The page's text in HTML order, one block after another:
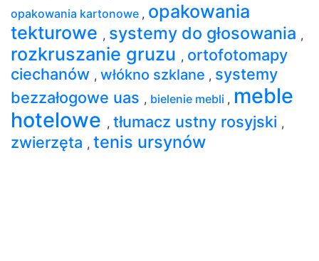
opakowania kartonowe , opakowania
tekturowe , systemy do głosowania ,
rozkruszanie gruzu , ortofotomapy
ciechanów , włókno szklane , systemy
bezzałogowe uas , bielenie mebli , meble
hotelowe , tłumacz ustny rosyjski ,
zwierzęta , tenis ursynów